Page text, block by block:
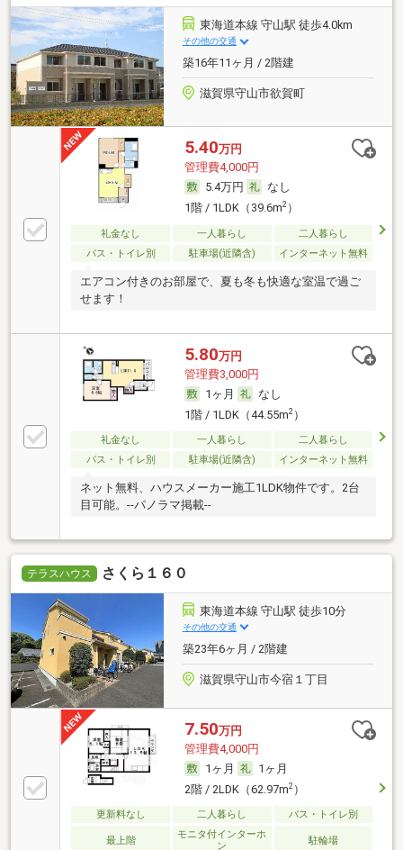
東海道本線 守山駅 徒歩4.0km
その他の交通
築16年11ヶ月 / 2階建
滋賀県守山市欲賀町
5.40万円
管理費4,000円
5.4万円
なし
1階 / 1LDK（39.6m2）
礼金なし 一人暮らし
二人暮らし
バス・トイレ別
駐車場(近隣含) インターネット無料
エアコン付きのお部屋で、夏も冬も快適な室温で過ご
せます！
5.80万円
管理費3,000円
1ヶ月
なし
1階 / 1LDK（44.55m2）
礼金なし 一人暮らし
二人暮らし
バス・トイレ別
駐車場(近隣含) インターネット無料
ネット無料、ハウスメーカー施工1LDK物件です。2台
目可能。--パノラマ掲載--
テラスハウス さくら１６０
東海道本線 守山駅 徒歩10分
その他の交通
築23年6ヶ月 / 2階建
滋賀県守山市今宿１丁目
7.50万円
管理費4,000円
1ヶ月
1ヶ月
2階 / 2LDK（62.97m2）
更新料なし 二人暮らし バス・トイレ別
最上階
モニタ付インターホ
ン
駐輪場